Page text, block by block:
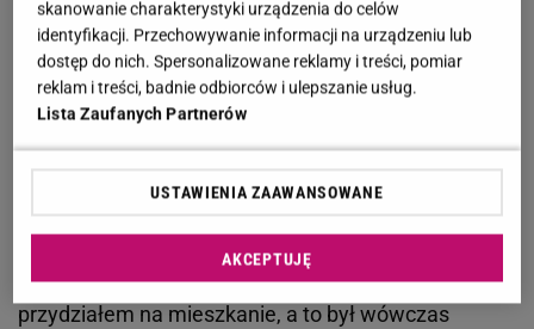
pół hrabianką.Bo jej matka - Zofia de Virion -
pochodziła z arystokratycznej rodziny, natomiast
ojciec - Zbigniew Kowalski - był "zwykłym
inżynierem". Najprawdopodobniej gdyby tych dwoje
poznało się przed II wojną światową, ich związek nie
miałby szans na aprobatę rodziny hrabianki. Ale
miał co prawda tytułu, mógł za to poszczycić się
przydziałem na mieszkanie, a to był wówczas
skanowanie charakterystyki urządzenia do celów
identyfikacji. Przechowywanie informacji na urządzeniu lub
dostęp do nich. Spersonalizowane reklamy i treści, pomiar
reklam i treści, badnie odbiorców i ulepszanie usług.
Lista Zaufanych Partnerów
USTAWIENIA ZAAWANSOWANE
AKCEPTUJĘ